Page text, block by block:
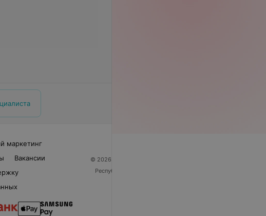
маркетинг
Вакансии
© 2026 ООО «Артокс Лаб», УНП 191700409
Республика Беларусь, г. Минск, улица Толбухина, 2,